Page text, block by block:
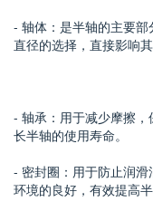
- 轴体：是半轴的主要
直径的选择，直接影响其
- 轴承：用于减少摩擦
长半轴的使用寿命。
- 密封圈：用于防止润
环境的良好，有效提高半